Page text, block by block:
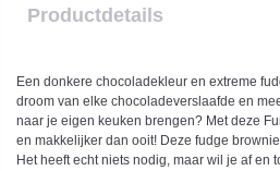
Productdetails
Een donkere chocoladekleur en extreme
droom van elke chocoladeverslaafde en
naar je eigen keuken brengen? Met deze
en makkelijker dan ooit! Deze fudge
Het heeft echt niets nodig, maar wil je af en